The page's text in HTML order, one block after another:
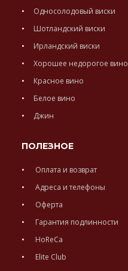
Односолодовый виски
Шотландский виски
Ирландский виски
Хорошее недорогое вино
Красное вино
Белое вино
Джин
ПОЛЕЗНОЕ
Оплата и возврат
Адреса и телефоны
Оферта
Гарантия подлинности
HoReCa
Elite Club